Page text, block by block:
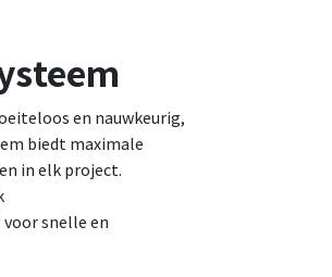
en nauwkeurig,
biedt maximale
in elk project.
voor snelle en